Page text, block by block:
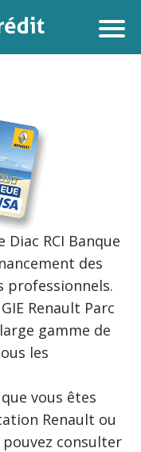
RCI Banque
des
professionnels.
Renault Parc
gamme de
les
vous êtes
Renault ou
consulter